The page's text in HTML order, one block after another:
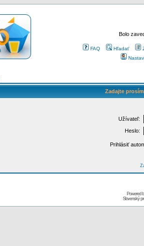
Bolo
FAQ Hľadať
Zadajte
Užívateľ:
Heslo:
Prihlásiť
Powered
Slovenský